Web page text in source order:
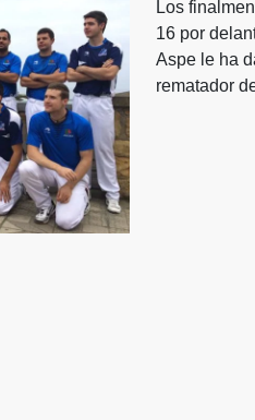
Los
16 por
Aspe le ha
rematador